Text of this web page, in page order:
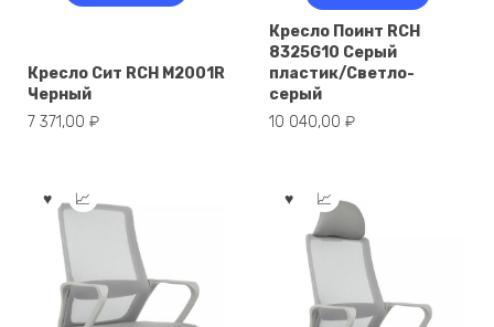
Кресло Сит RCH M2001R
Черный
7 371,00 ₽
Кресло Поинт RCH
8325G10 Серый
пластик/Светло-
серый
10 040,00 ₽